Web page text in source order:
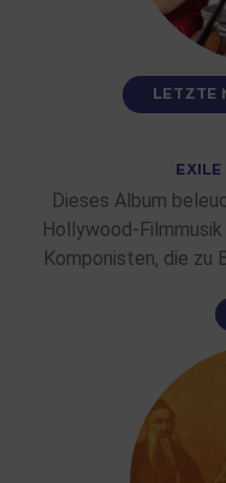
LETZTE
Dieses Album
Hollywood-
Komponisten, die zu